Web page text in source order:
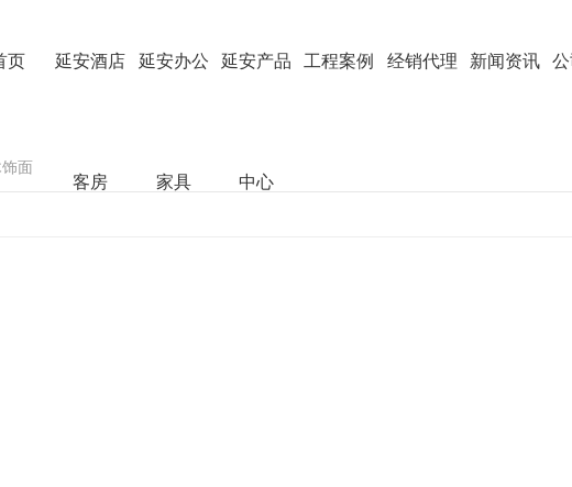
页 延安酒店
客房
延安办公
家具
延安产品
中心
工程案例 经销代理 新闻资讯
面